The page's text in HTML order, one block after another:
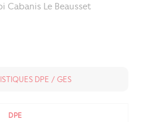
Cabanis Le Beausset
DPE / GES
DPE